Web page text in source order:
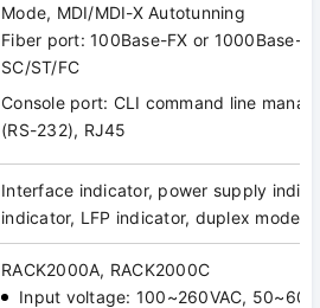
Mode, MDI/MDI-X Autotunning
Fiber port: 100Base-FX or 1000Base-
SC/ST/FC
Console port: CLI command line
(RS-232), RJ45
Interface indicator, power supply
indicator, LFP indicator, duplex mode
RACK2000A, RACK2000C
Input voltage: 100~260VAC,